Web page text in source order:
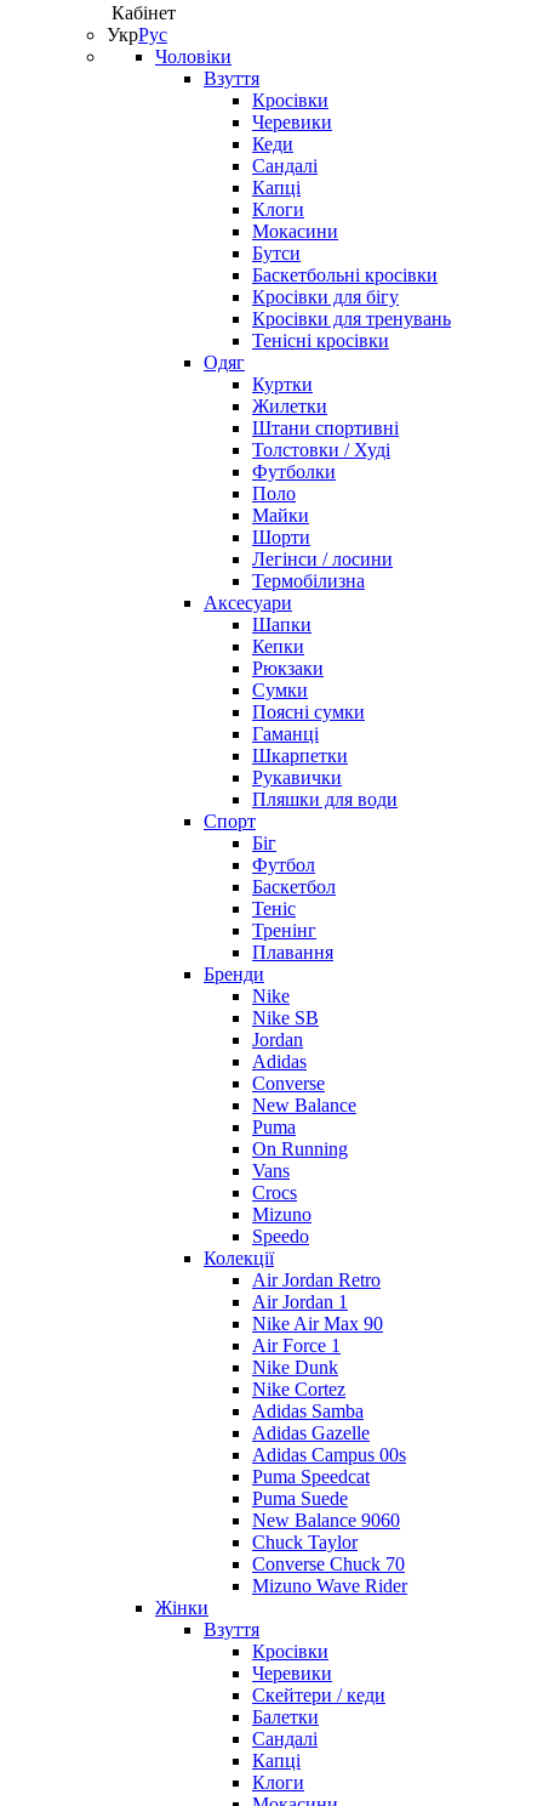
Кабінет
УкрРус
Чоловіки
Взуття
Кросівки
Черевики
Кеди
Сандалі
Капці
Клоги
Мокасини
Бутси
Баскетбольні кросівки
Кросівки для бігу
Кросівки для тренувань
Тенісні кросівки
Одяг
Куртки
Жилетки
Штани спортивні
Толстовки / Худі
Футболки
Поло
Майки
Шорти
Легінси / лосини
Термобілизна
Аксесуари
Шапки
Кепки
Рюкзаки
Сумки
Поясні сумки
Гаманці
Шкарпетки
Рукавички
Пляшки для води
Спорт
Біг
Футбол
Баскетбол
Теніс
Тренінг
Плавання
Бренди
Nike
Nike SB
Jordan
Adidas
Converse
New Balance
Puma
On Running
Vans
Crocs
Mizuno
Speedo
Колекції
Air Jordan Retro
Air Jordan 1
Nike Air Max 90
Air Force 1
Nike Dunk
Nike Cortez
Adidas Samba
Adidas Gazelle
Adidas Campus 00s
Puma Speedcat
Puma Suede
New Balance 9060
Chuck Taylor
Converse Chuck 70
Mizuno Wave Rider
Жінки
Взуття
Кросівки
Черевики
Скейтери / кеди
Балетки
Сандалі
Капці
Клоги